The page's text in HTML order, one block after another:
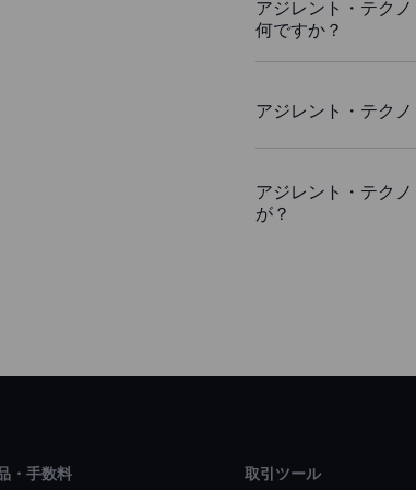
アジレント・テク
何ですか？
アジレント・テク
アジレント・テク
が？
・手数料 取引ツール